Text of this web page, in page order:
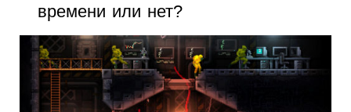
времени или нет?